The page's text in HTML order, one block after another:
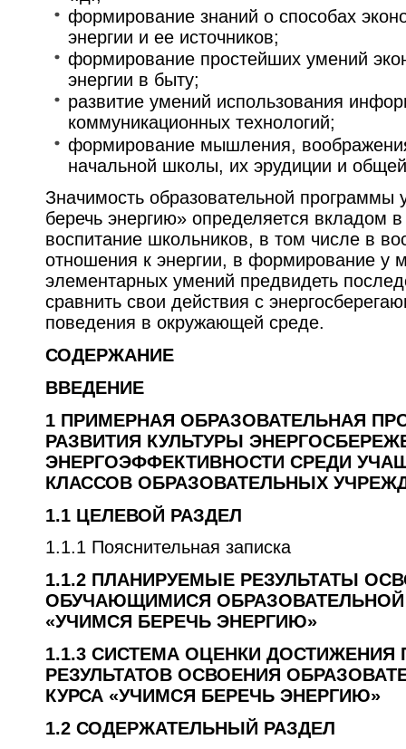
формирование знаний о способах
энергии и ее источников;
формирование простейших умений
энергии в быту;
развитие умений использования
коммуникационных технологий;
формирование мышления,
начальной школы, их эрудиции и
Значимость образовательной программы
беречь энергию» определяется вкладом в
воспитание школьников, в том числе в
отношения к энергии, в формирование у
элементарных умений предвидеть
сравнить свои действия с
поведения в окружающей среде.
СОДЕРЖАНИЕ
ВВЕДЕНИЕ
1 ПРИМЕРНАЯ ОБРАЗОВАТЕЛЬНАЯ
РАЗВИТИЯ КУЛЬТУРЫ
ЭНЕРГОЭФФЕКТИВНОСТИ СРЕДИ
КЛАССОВ ОБРАЗОВАТЕЛЬНЫХ
1.1 ЦЕЛЕВОЙ РАЗДЕЛ
1.1.1 Пояснительная записка
1.1.2 ПЛАНИРУЕМЫЕ РЕЗУЛЬТАТЫ
ОБУЧАЮЩИМИСЯ
«УЧИМСЯ БЕРЕЧЬ ЭНЕРГИЮ»
1.1.3 СИСТЕМА ОЦЕНКИ ДОСТИЖЕНИЯ
РЕЗУЛЬТАТОВ ОСВОЕНИЯ
КУРСА «УЧИМСЯ БЕРЕЧЬ ЭНЕРГИЮ»
1.2 СОДЕРЖАТЕЛЬНЫЙ РАЗДЕЛ